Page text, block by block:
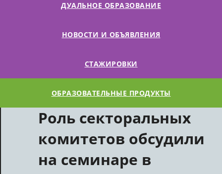
ДУАЛЬНОЕ ОБРАЗОВАНИЕ
НОВОСТИ И ОБЪЯВЛЕНИЯ
СТАЖИРОВКИ
ОБРАЗОВАТЕЛЬНЫЕ ПРОДУКТЫ
Роль секторальных
комитетов обсудили
на семинаре в